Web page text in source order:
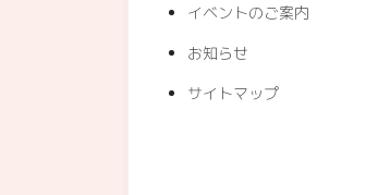
イベントのご案内
お知らせ
サイトマップ